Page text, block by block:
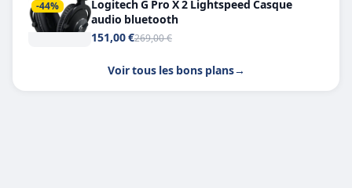
-44%
Logitech G Pro X 2 Lightspeed Casque
audio bluetooth
151,00 €269,00 €
Voir tous les bons plans→